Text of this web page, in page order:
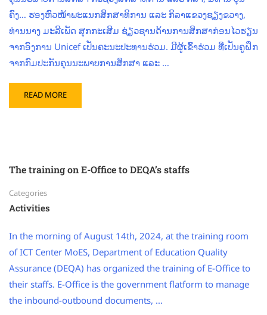
ຄົງ… ຮອງຫົວໜ້າພະແນກສຶກສາທິການ ແລະ ກິລາແຂວງຊຽງຂວາງ,
ທ່ານນາງ ມະລີເພັດ ສຸກກະເສີມ ຊ່ຽວຊານດ້ານການສຶກສາກ່ອນໄວຮຽນ
ຈາກອົງການ Unicef ເປັນຄະນະປະທານຮ່ວມ. ມີຜູ້ເຂົ້າຮ່ວມ ທີ່ເປັນຄູຝຶກ
ຈາກກົມປະກັນຄຸນນະພາບການສຶກສາ ແລະ …
READ MORE
The training on E-Office to DEQA’s staffs
Categories
Activities
In the morning of August 14th, 2024, at the training room
of ICT Center MoES, Department of Education Quality
Assurance (DEQA) has organized the training of E-Office to
their staffs. E-Office is the government flatform to manage
the inbound-outbound documents, …